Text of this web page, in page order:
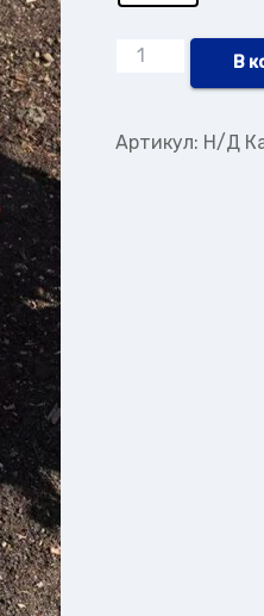
Количество
Метельчатая
В
Артикул: Н/Д